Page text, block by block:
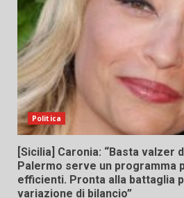
Politica
[Sicilia] Caronia: “Basta valzer
Palermo serve un programma
efficienti. Pronta alla battaglia
variazione di bilancio”